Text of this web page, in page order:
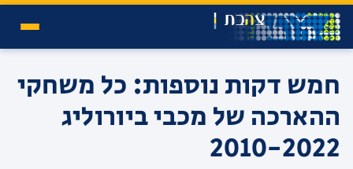
חמש דקות נוספות: כל משחקי
ההארכה של מכבי ביורוליג
2010-2022